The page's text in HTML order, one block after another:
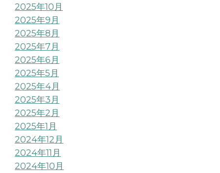
2025年10月
2025年9月
2025年8月
2025年7月
2025年6月
2025年5月
2025年4月
2025年3月
2025年2月
2025年1月
2024年12月
2024年11月
2024年10月